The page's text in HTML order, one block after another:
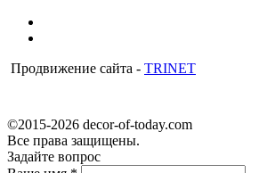
Продвижение сайта - TRINET
©2015-2026 decor-of-today.com
Все права защищены.
Задайте вопрос